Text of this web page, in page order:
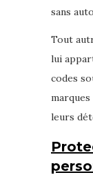
sans
Tout
lui
codes
leurs